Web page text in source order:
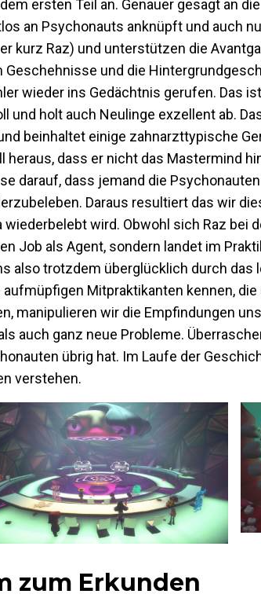
ersten Teil an. Genauer gesagt an
an Psychonauts anknüpft und auch
kurz Raz) und unterstützen die
und die
wieder ins Gedächtnis gerufen. Das
und holt auch Neulinge exzellent ab.
beinhaltet einige zahnarzttypische
dass er nicht das Mastermind
darauf, dass jemand die
Daraus resultiert das wir
wird. Obwohl sich Raz bei
Job als Agent, sondern landet im
also trotzdem überglücklich durch das
Mitpraktikanten kennen,
manipulieren wir die Empfindungen
auch ganz neue Probleme.
übrig hat. Im Laufe der
verstehen.
zum Erkunden